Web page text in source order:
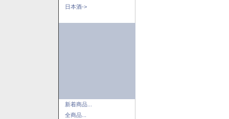
日本酒->
新着商品...
全商品...